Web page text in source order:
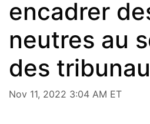
encadrer
neutres au
des
Nov 11, 2022 3:04 AM ET